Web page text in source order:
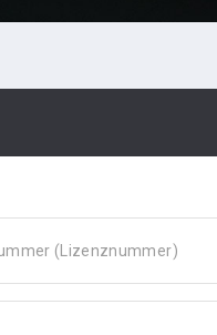
(Lizenznummer)